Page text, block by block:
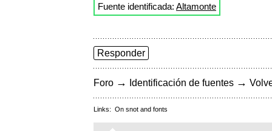
Fuente identificada: Altamonte
Responder
Foro → Identificación de fuentes →
Links: On snot and fonts